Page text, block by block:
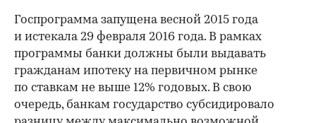
Госпрограмма запущена весной 2015 года
и истекала 29 февраля 2016 года. В рамках
программы банки должны были выдавать
гражданам ипотеку на первичном рынке
по ставкам не выше 12% годовых. В свою
очередь, банкам государство субсидировало